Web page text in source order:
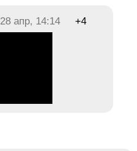
28 апр, 14:14 +4